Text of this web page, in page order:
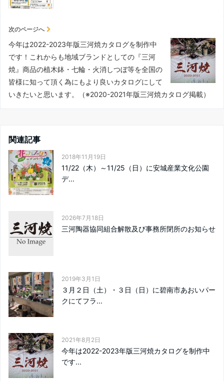
次のページへ
今年は2022-2023年版三河焼カタログを制作中
です！これからも地域ブランドとしての『三河
焼』商品の植木鉢・七輪・火消しつぼ等を全国の
皆様に知って頂く為にもより良いカタログにして
いきたいと思います。（※2020-2021年版三河焼カタログ掲載）
関連記事
2018年11月19日
11/22（木）～11/25（日）に安城産業文化公園
デ...
2026年7月18日
三河陶器協同組合解散及び事務所閉所のお知らせ
2019年3月1日
３月２日（土）・３日（日）に碧南市あおいパー
クにてフラ...
2021年8月2日
今年は2022-2023年版三河焼カタログを制作中
です...